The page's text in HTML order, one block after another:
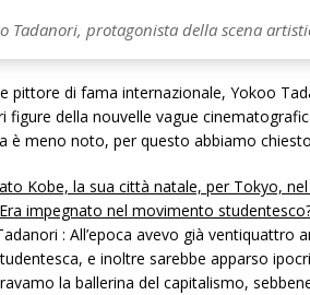
Tadanori, protagonista della scena
pittore di fama internazionale, Yokoo
figure della nouvelle vague
è meno noto, per questo abbiamo
Kobe, la sua città natale, per Tokyo,
impegnato nel movimento
: All’epoca avevo già ventiquattro
e inoltre sarebbe apparso
la ballerina del capitalismo,